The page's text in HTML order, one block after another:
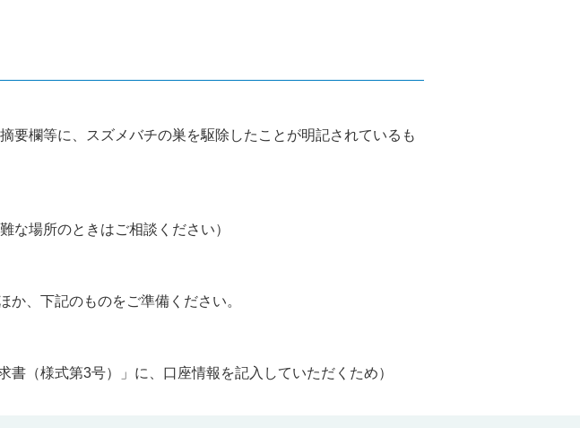
要欄等に、スズメバチの巣を駆除したことが明記されているも
な場所のときはご相談ください）
、下記のものをご準備ください。
（様式第3号）」に、口座情報を記入していただくため）